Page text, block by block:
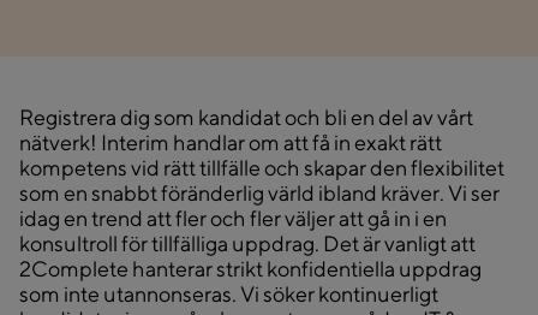
Registrera dig som kandidat och bli en del av vårt
nätverk! Interim handlar om att få in exakt rätt
kompetens vid rätt tillfälle och skapar den flexibilitet
som en snabbt föränderlig värld ibland kräver. Vi ser
idag en trend att fler och fler väljer att gå in i en
konsultroll för tillfälliga uppdrag. Det är vanligt att
2Complete hanterar strikt konfidentiella uppdrag
som inte utannonseras. Vi söker kontinuerligt